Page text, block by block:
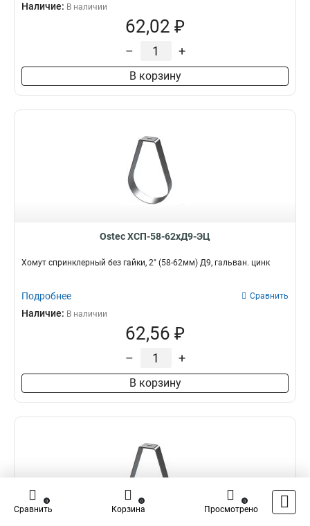
Наличие: В наличии
62,02 ₽
– +
В корзину
Ostec ХСП-58-62хД9-ЭЦ
Хомут спринклерный без гайки, 2" (58-62мм) Д9, гальван. цинк
Подробнее Сравнить
Наличие: В наличии
62,56 ₽
– +
В корзину
Сравнить
0
Корзина
0
Просмотрено
0